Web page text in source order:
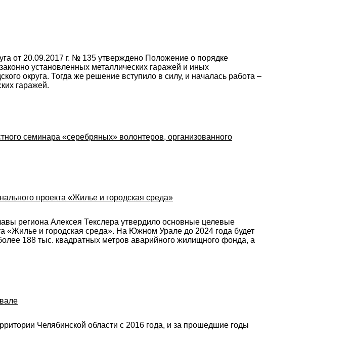
от 20.09.2017 г. № 135 утверждено Положение о порядке
установленных металлических гаражей и иных
округа. Тогда же решение вступило в силу, и началась работа –
гаражей.
семинара «серебряных» волонтеров, организованного
проекта «Жилье и городская среда»
региона Алексея Текслера утвердило основные целевые
«Жилье и городская среда». На Южном Урале до 2024 года будет
188 тыс. квадратных метров аварийного жилищного фонда, а
Челябинской области с 2016 года, и за прошедшие годы